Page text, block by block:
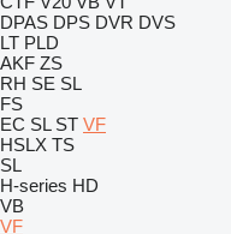
DPAS DPS DVR DVS
LT PLD
AKF ZS
RH SE SL
FS
EC SL ST VF
HSLX TS
SL
H-series HD
VB
VF